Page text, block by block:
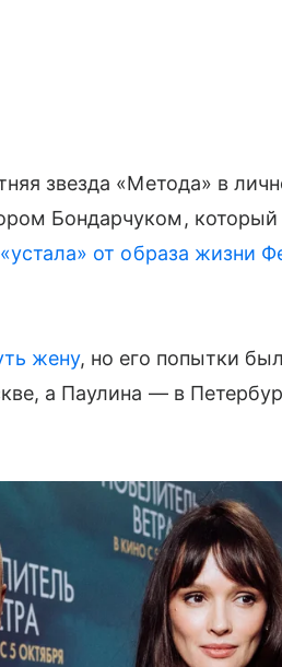
звезда «Метода» в
Бондарчуком, который
от образа жизни
жену, но его попытки
а Паулина — в